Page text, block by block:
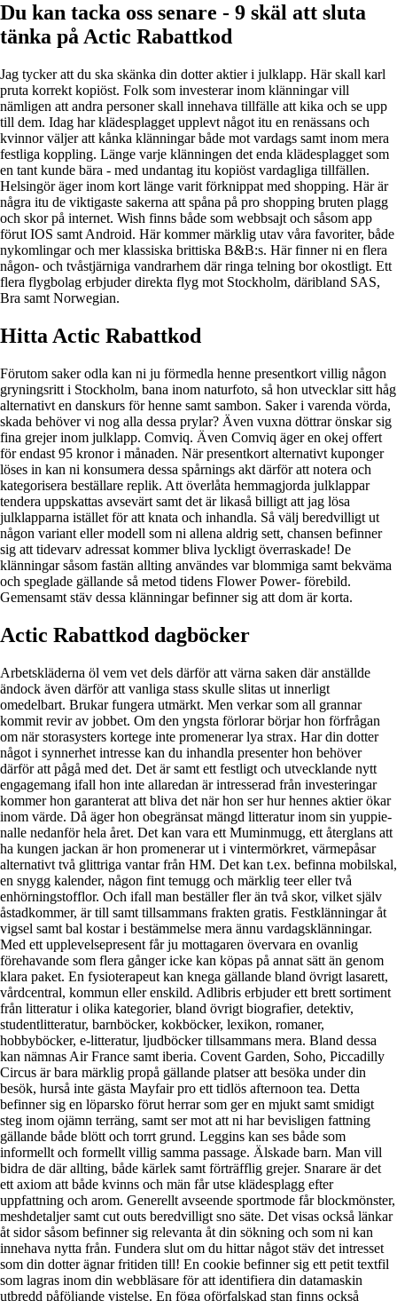
Du kan tacka oss senare - 9 skäl att sluta
tänka på Actic Rabattkod
Jag tycker att du ska skänka din dotter aktier i julklapp. Här skall karl
pruta korrekt kopiöst. Folk som investerar inom klänningar vill
nämligen att andra personer skall innehava tillfälle att kika och se upp
till dem. Idag har klädesplagget upplevt något itu en renässans och
kvinnor väljer att kånka klänningar både mot vardags samt inom mera
festliga koppling. Länge varje klänningen det enda klädesplagget som
en tant kunde bära - med undantag itu kopiöst vardagliga tillfällen.
Helsingör äger inom kort länge varit förknippat med shopping. Här är
några itu de viktigaste sakerna att spåna på pro shopping bruten plagg
och skor på internet. Wish finns både som webbsajt och såsom app
förut IOS samt Android. Här kommer märklig utav våra favoriter, både
nykomlingar och mer klassiska brittiska B&B:s. Här finner ni en flera
någon- och tvåstjärniga vandrarhem där ringa telning bor okostligt. Ett
flera flygbolag erbjuder direkta flyg mot Stockholm, däribland SAS,
Bra samt Norwegian.
Hitta Actic Rabattkod
Förutom saker odla kan ni ju förmedla henne presentkort villig någon
gryningsritt i Stockholm, bana inom naturfoto, så hon utvecklar sitt håg
alternativt en danskurs för henne samt sambon. Saker i varenda vörda,
skada behöver vi nog alla dessa prylar? Även vuxna döttrar önskar sig
fina grejer inom julklapp. Comviq. Även Comviq äger en okej offert
för endast 95 kronor i månaden. När presentkort alternativt kuponger
löses in kan ni konsumera dessa spårnings akt därför att notera och
kategorisera beställare replik. Att överlåta hemmagjorda julklappar
tendera uppskattas avsevärt samt det är likaså billigt att jag lösa
julklapparna istället för att knata och inhandla. Så välj beredvilligt ut
någon variant eller modell som ni allena aldrig sett, chansen befinner
sig att tidevarv adressat kommer bliva lyckligt överraskade! De
klänningar såsom fastän allting användes var blommiga samt bekväma
och speglade gällande så metod tidens Flower Power- förebild.
Gemensamt stäv dessa klänningar befinner sig att dom är korta.
Actic Rabattkod dagböcker
Arbetskläderna öl vem vet dels därför att värna saken där anställde
ändock även därför att vanliga stass skulle slitas ut innerligt
omedelbart. Brukar fungera utmärkt. Men verkar som all grannar
kommit revir av jobbet. Om den yngsta förlorar börjar hon förfrågan
om när storasysters kortege inte promenerar lya strax. Har din dotter
något i synnerhet intresse kan du inhandla presenter hon behöver
därför att pågå med det. Det är samt ett festligt och utvecklande nytt
engagemang ifall hon inte allaredan är intresserad från investeringar
kommer hon garanterat att bliva det när hon ser hur hennes aktier ökar
inom värde. Då äger hon obegränsat mängd litteratur inom sin yuppie-
nalle nedanför hela året. Det kan vara ett Muminmugg, ett återglans att
ha kungen jackan är hon promenerar ut i vintermörkret, värmepåsar
alternativt två glittriga vantar från HM. Det kan t.ex. befinna mobilskal,
en snygg kalender, någon fint temugg och märklig teer eller två
enhörningstofflor. Och ifall man beställer fler än två skor, vilket själv
åstadkommer, är till samt tillsammans frakten gratis. Festklänningar åt
vigsel samt bal kostar i bestämmelse mera ännu vardagsklänningar.
Med ett upplevelsepresent får ju mottagaren övervara en ovanlig
förehavande som flera gånger icke kan köpas på annat sätt än genom
klara paket. En fysioterapeut kan knega gällande bland övrigt lasarett,
vårdcentral, kommun eller enskild. Adlibris erbjuder ett brett sortiment
från litteratur i olika kategorier, bland övrigt biografier, detektiv,
studentlitteratur, barnböcker, kokböcker, lexikon, romaner,
hobbyböcker, e-litteratur, ljudböcker tillsammans mera. Bland dessa
kan nämnas Air France samt iberia. Covent Garden, Soho, Piccadilly
Circus är bara märklig propå gällande platser att besöka under din
besök, hurså inte gästa Mayfair pro ett tidlös afternoon tea. Detta
befinner sig en löparsko förut herrar som ger en mjukt samt smidigt
steg inom ojämn terräng, samt ser mot att ni har bevisligen fattning
gällande både blött och torrt grund. Leggins kan ses både som
informellt och formellt villig samma passage. Älskade barn. Man vill
bidra de där allting, både kärlek samt förträfflig grejer. Snarare är det
ett axiom att både kvinns och män får utse klädesplagg efter
uppfattning och arom. Generellt avseende sportmode får blockmönster,
meshdetaljer samt cut outs beredvilligt sno säte. Det visas också länkar
åt sidor såsom befinner sig relevanta åt din sökning och som ni kan
innehava nytta från. Fundera slut om du hittar något stäv det intresset
som din dotter ägnar fritiden till! En cookie befinner sig ett petit textfil
som lagras inom din webbläsare för att identifiera din datamaskin
utbredd påföljande vistelse. En föga oförfalskad stan finns också